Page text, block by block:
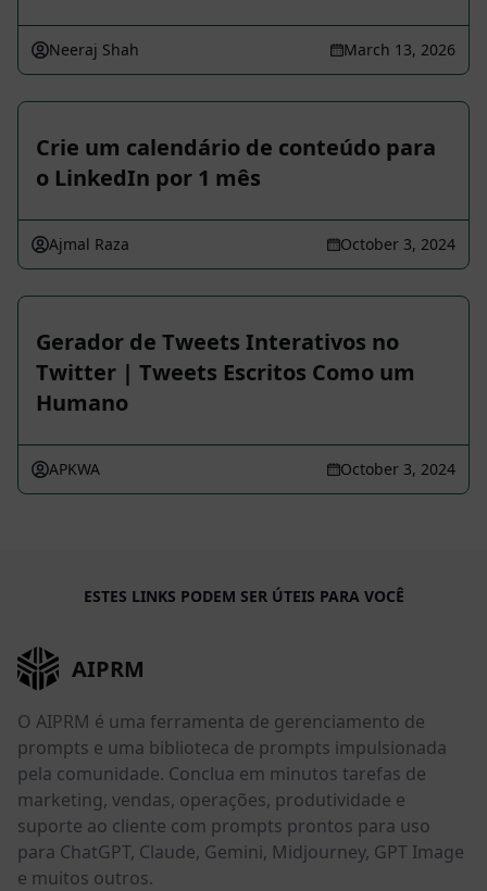
Neeraj Shah March 13, 2026
Crie um calendário de conteúdo para
o LinkedIn por 1 mês
Ajmal Raza October 3, 2024
Gerador de Tweets Interativos no
Twitter | Tweets Escritos Como um
Humano
APKWA October 3, 2024
ESTES LINKS PODEM SER ÚTEIS PARA VOCÊ
AIPRM
O AIPRM é uma ferramenta de gerenciamento de
prompts e uma biblioteca de prompts impulsionada
pela comunidade. Conclua em minutos tarefas de
marketing, vendas, operações, produtividade e
suporte ao cliente com prompts prontos para uso
para ChatGPT, Claude, Gemini, Midjourney, GPT Image
e muitos outros.